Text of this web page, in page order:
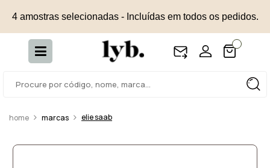
4 amostras selecionadas - Incluídas em todos os pedidos.
marcas elie saab